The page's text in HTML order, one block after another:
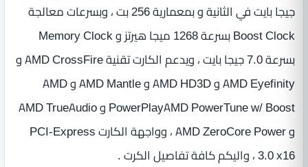
جيجا بايت في الثانية و بمعمارية 256 بت ، وبسرعات معالجة
Boost Clock بسرعة 1268 ميجا هيرتز و Memory Clock
بسرعة 7.0 جيجا بايت ، ويدعم الكارت تقنية AMD CrossFire و
AMD Eyefinity و AMD HD3D و AMD Mantle و AMD
PowerPlayAMD PowerTune w/ Boost و AMD TrueAudio
و AMD ZeroCore Power ، وواجهة الكارت PCI-Express
3.0 x16 ، واليكم كافة تفاصيل الكرت .